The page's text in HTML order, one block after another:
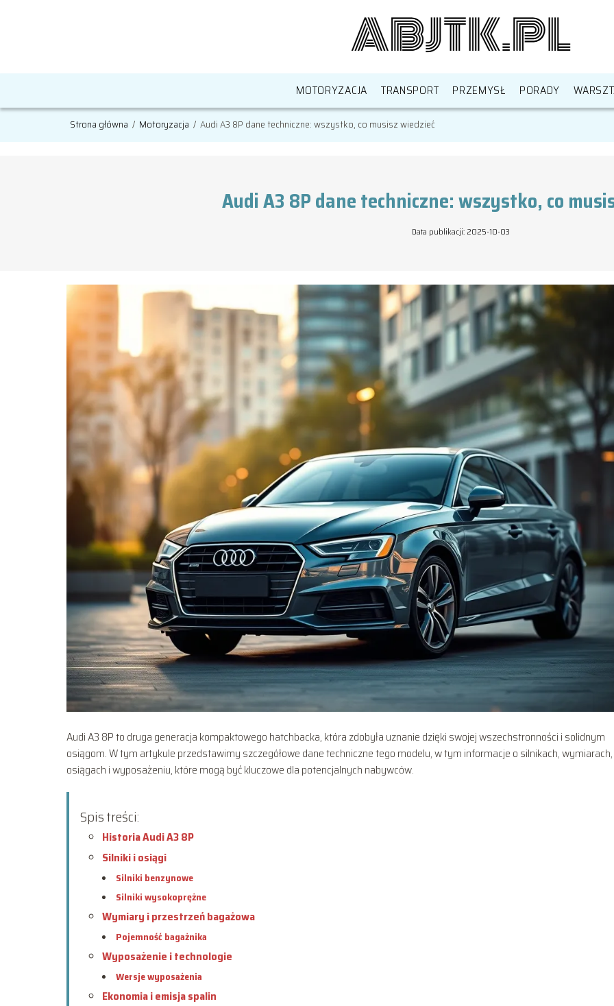
MOTORYZACJA TRANSPORT PRZEMYSŁ PORADY
Strona główna / Motoryzacja / Audi A3 8P dane techniczne: wszystko, co musisz wiedzieć
Audi A3 8P dane techniczne: wszystko, co
Data publikacji: 2025-10-03
Audi A3 8P to druga generacja kompaktowego hatchbacka, która zdobyła uznanie dzięki swojej wszechstronności i solidnym
osiągom. W tym artykule przedstawimy szczegółowe dane techniczne tego modelu, w tym informacje o silnikach, wymiarach,
osiągach i wyposażeniu, które mogą być kluczowe dla potencjalnych nabywców.
Spis treści:
Historia Audi A3 8P
Silniki i osiągi
Silniki benzynowe
Silniki wysokoprężne
Wymiary i przestrzeń bagażowa
Pojemność bagażnika
Wyposażenie i technologie
Wersje wyposażenia
Ekonomia i emisja spalin